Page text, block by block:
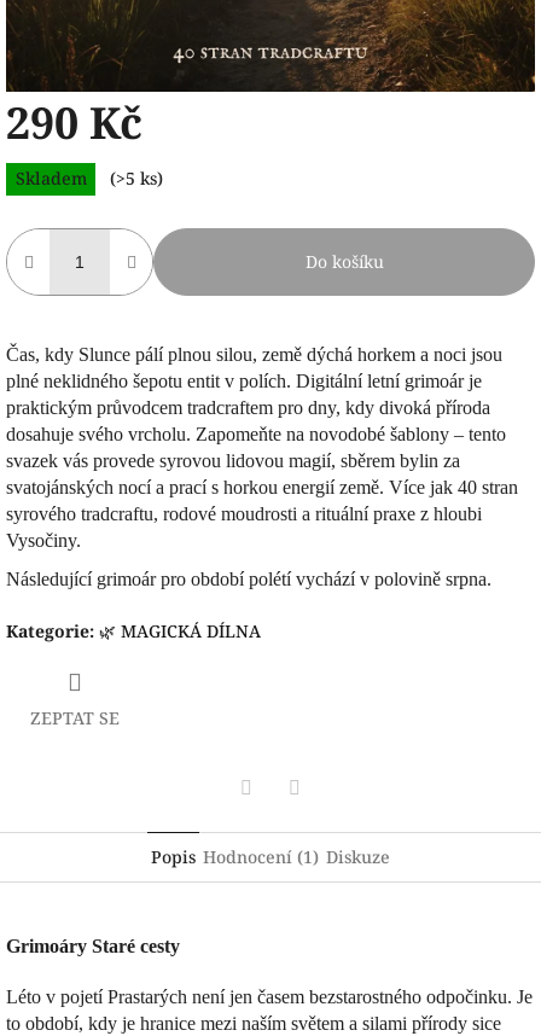
290 Kč
Měrná
cena:
Skladem (>5 ks)
Do košíku
Čas, kdy Slunce pálí plnou silou, země dýchá horkem a noci jsou
plné neklidného šepotu entit v polích. Digitální letní grimoár je
praktickým průvodcem tradcraftem pro dny, kdy divoká příroda
dosahuje svého vrcholu. Zapomeňte na novodobé šablony – tento
svazek vás provede syrovou lidovou magií, sběrem bylin za
svatojánských nocí a prací s horkou energií země. Více jak 40 stran
syrového tradcraftu, rodové moudrosti a rituální praxe z hloubi
Vysočiny.
Následující grimoár pro období polétí vychází v polovině srpna.
Kategorie: 🌿 MAGICKÁ DÍLNA
ZEPTAT SE
Popis Hodnocení (1) Diskuze
Grimoáry Staré cesty
Léto v pojetí Prastarých není jen časem bezstarostného odpočinku. Je
to období, kdy je hranice mezi naším světem a silami přírody sice